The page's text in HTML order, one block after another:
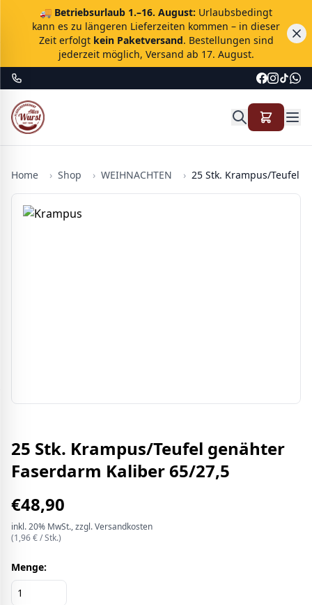
🚚 Betriebsurlaub 1.–16. August: Urlaubsbedingt
kann es zu längeren Lieferzeiten kommen – in dieser
Zeit erfolgt kein Paketversand. Bestellungen sind
jederzeit möglich, Versand ab 17. August.
Home › Shop › WEIHNACHTEN › 25 Stk. Krampus/Teufel
25 Stk. Krampus/Teufel genähter
Faserdarm Kaliber 65/27,5
€48,90
inkl.20% MwSt., zzgl. Versandkosten
(1,96€ /Stk.)
Menge: